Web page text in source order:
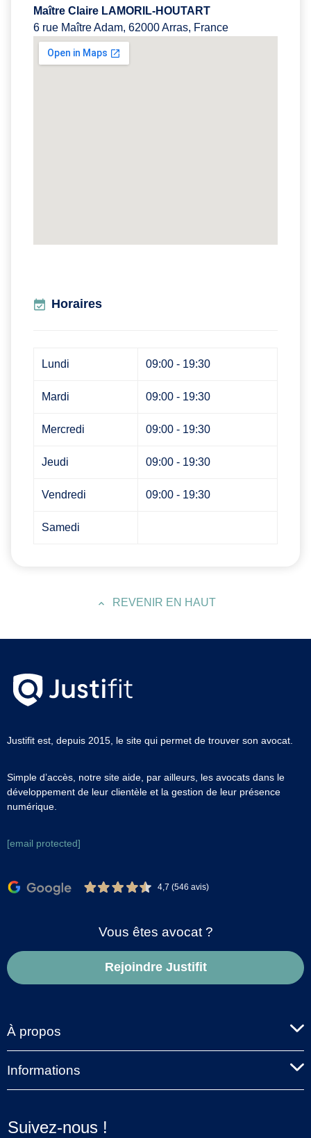
Maître Claire LAMORIL-HOUTART
6 rue Maître Adam, 62000 Arras, France
Horaires
Lundi 09:00 - 19:30
Mardi 09:00 - 19:30
Mercredi 09:00 - 19:30
Jeudi 09:00 - 19:30
Vendredi 09:00 - 19:30
Samedi
REVENIR EN HAUT
Justifit est, depuis 2015, le site qui permet de trouver son avocat.
Simple d’accès, notre site aide, par ailleurs, les avocats dans le
développement de leur clientèle et la gestion de leur présence
numérique.
[email protected]
4,7 (546 avis)
Vous êtes avocat ?
Rejoindre Justifit
À propos
Informations
Suivez-nous !